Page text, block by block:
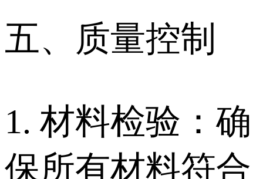
五、质量控制
1. 材料检验：确
保所有材料符合